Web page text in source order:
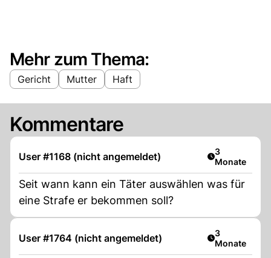
Mehr zum Thema:
Gericht Mutter Haft
Kommentare
User #1168 (nicht angemeldet) Artikel
3
Monate
Seit wann kann ein Täter auswählen was für
eine Strafe er bekommen soll?
User #1764 (nicht angemeldet) Artikel
3
Monate